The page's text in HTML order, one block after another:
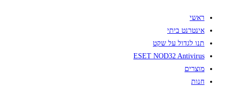
content
ראשי
אינטרנט ביתי
תנו לגדול על שקט
ESET NOD32 Antivirus
מוצרים
חנות